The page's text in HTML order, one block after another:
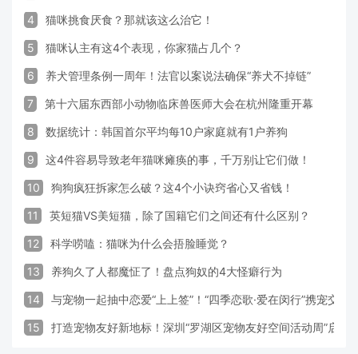
4 猫咪挑食厌食？那就该这么治它！
5 猫咪认主有这4个表现，你家猫占几个？
6 养犬管理条例一周年！法官以案说法确保“养犬不掉链”
7 第十六届东西部小动物临床兽医师大会在杭州隆重开幕
8 数据统计：韩国首尔平均每10户家庭就有1户养狗
9 这4件容易导致老年猫咪瘫痪的事，千万别让它们做！
10 狗狗疯狂拆家怎么破？这4个小诀窍省心又省钱！
11 英短猫VS美短猫，除了国籍它们之间还有什么区别？
12 科学唠嗑：猫咪为什么会捂脸睡觉？
13 养狗久了人都魔怔了！盘点狗奴的4大怪癖行为
14 与宠物一起抽中恋爱“上上签”！“四季恋歌·爱在闵行”携宠交友
15 打造宠物友好新地标！深圳“罗湖区宠物友好空间活动周”启动